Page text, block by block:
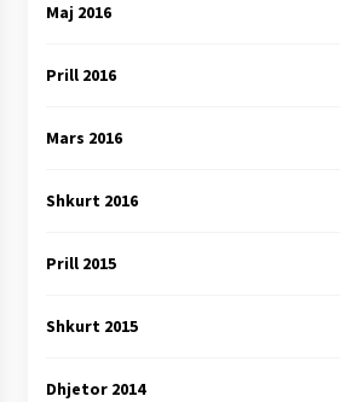
Maj 2016
Prill 2016
Mars 2016
Shkurt 2016
Prill 2015
Shkurt 2015
Dhjetor 2014